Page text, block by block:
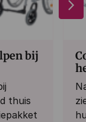
bij
thuis
arrow_forward_ios